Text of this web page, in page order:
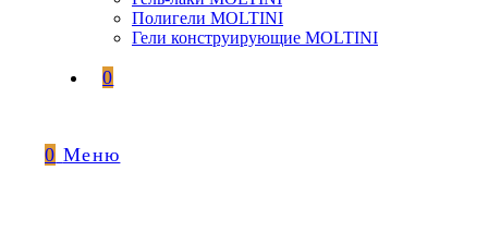
Полигели MOLTINI
Гели конструирующие MOLTINI
0
0 Меню